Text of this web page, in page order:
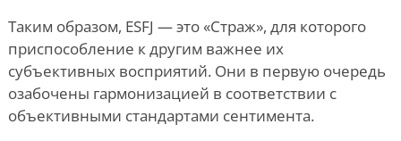
Таким образом, ESFJ — это «Страж», для которого
приспособление к другим важнее их
субъективных восприятий. Они в первую очередь
озабочены гармонизацией в соответствии с
объективными стандартами сентимента.